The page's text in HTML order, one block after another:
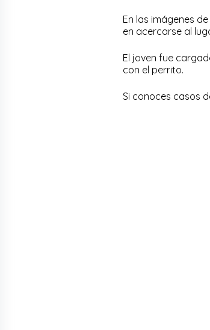
En las imágenes
en acercarse al
El joven fue
con el perrito.
Si conoces casos